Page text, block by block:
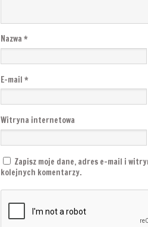
Nazwa *
E-mail *
Witryna internetowa
Zapisz moje dane, adres e-mail i
kolejnych komentarzy.